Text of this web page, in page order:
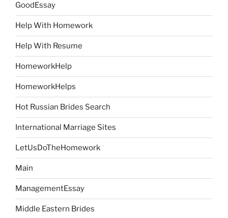
GoodEssay
Help With Homework
Help With Resume
HomeworkHelp
HomeworkHelps
Hot Russian Brides Search
International Marriage Sites
LetUsDoTheHomework
Main
ManagementEssay
Middle Eastern Brides